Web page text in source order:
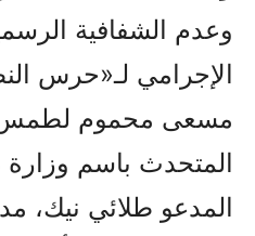
وعدم الشفافية
الإجرامي لـ«حرس
مسعى محموم لطمس
المتحدث باسم وزارة
المدعو طلائي نيك،